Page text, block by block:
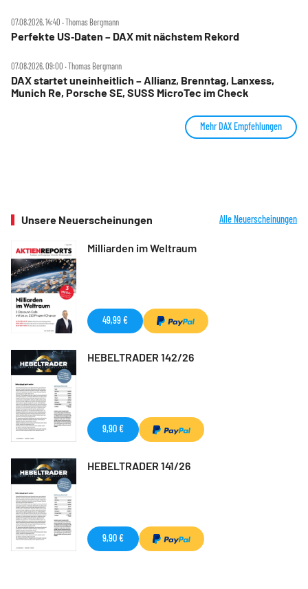
07.08.2026, 14:40 ‧ Thomas Bergmann
Perfekte US‑Daten – DAX mit nächstem Rekord
07.08.2026, 09:00 ‧ Thomas Bergmann
DAX startet uneinheitlich – Allianz, Brenntag, Lanxess,
Munich Re, Porsche SE, SUSS MicroTec im Check
Mehr DAX Empfehlungen
Unsere Neuerscheinungen Alle Neuerscheinungen
Milliarden im Weltraum
49,99 €
HEBELTRADER 142/26
9,90 €
HEBELTRADER 141/26
9,90 €